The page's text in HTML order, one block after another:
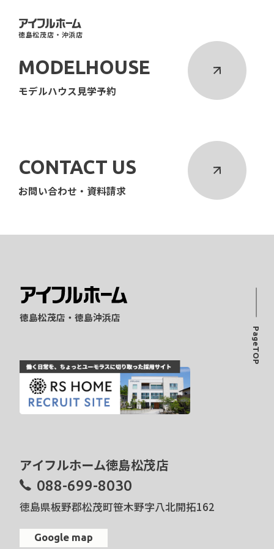
徳島松茂店・沖浜店
MODELHOUSE
モデルハウス見学予約
CONTACT US
お問い合わせ・資料請求
徳島松茂店・徳島沖浜店
アイフルホーム徳島松茂店
088-699-8030
徳島県板野郡松茂町笹木野字八北開拓162
Google map
PageTOP